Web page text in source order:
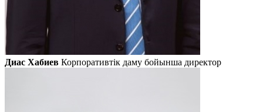
Диас Хабиев Корпоративтік даму бойынша директор